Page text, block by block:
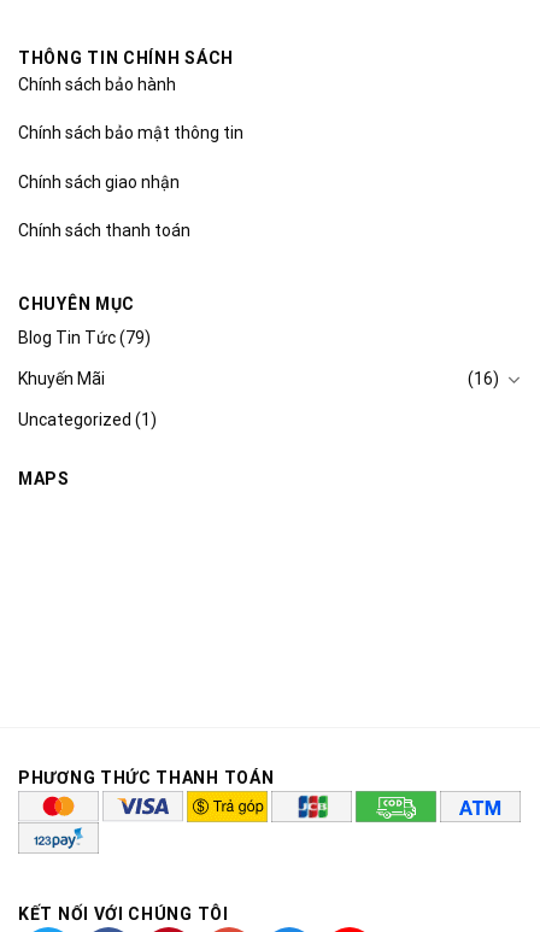
THÔNG TIN CHÍNH SÁCH
Chính sách bảo hành
Chính sách bảo mật thông tin
Chính sách giao nhận
Chính sách thanh toán
CHUYÊN MỤC
Blog Tin Tức(79)
Khuyến Mãi (16)
Uncategorized (1)
MAPS
PHƯƠNG THỨC THANH TOÁN
KẾT NỐI VỚI CHÚNG TÔI